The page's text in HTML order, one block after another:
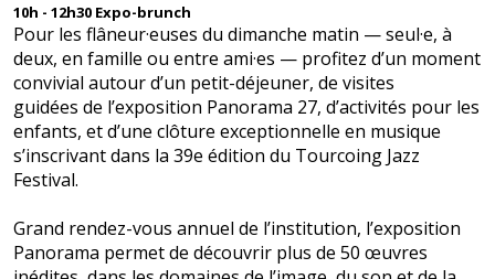
10h - 12h30 Expo-brunch
Pour les flâneur·euses du dimanche matin — seul·e, à
deux, en famille ou entre ami·es — profitez d’un moment
convivial autour d’un petit-déjeuner, de visites
guidées de l’exposition Panorama 27, d’activités pour les
enfants, et d’une clôture exceptionnelle en musique
s’inscrivant dans la 39e édition du Tourcoing Jazz
Festival.
Grand rendez-vous annuel de l’institution, l’exposition
Panorama permet de découvrir plus de 50 œuvres